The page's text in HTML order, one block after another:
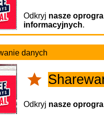
Odkryj nasze
informacyjnych.
danych
Odkryj nasze